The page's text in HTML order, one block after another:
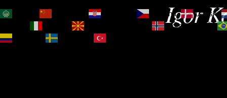
Igor
Čeština‎
Dansk
Norsk bokmål